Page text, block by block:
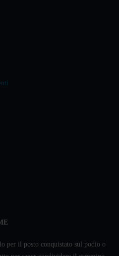
per il posto conquistato sul podio o